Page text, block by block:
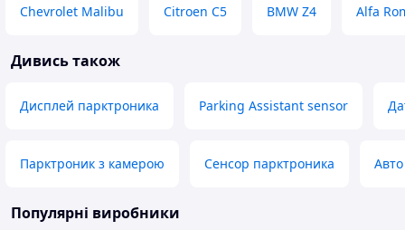
Недоліки
Chevrolet Malibu Citroen C5 BMW Z4 Alfa
Дивись також
Дисплей парктроника Parking Assistant sensor
Парктроник з камерою Сенсор парктроника
Популярні виробники